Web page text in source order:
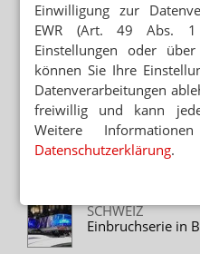
Einwilligung zur
EWR (Art. 49 Abs.
Einstellungen oder
können Sie Ihre
Datenverarbeitungen
freiwillig und kann
Weitere
Datenschutzerklärung.
WOLFSBURG
Zerstörer in der
DIEBSTAHL
Polizei:
PORTA
Polizei überrollt
SCHWEIZ
Einbruchserie in